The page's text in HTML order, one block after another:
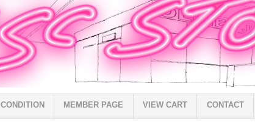
CONDITION MEMBER PAGE VIEW CART CONTACT